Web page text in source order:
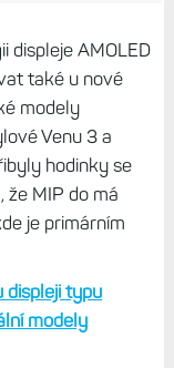
displeje AMOLED
také u nové
modely
Venu 3 a
hodinky se
MIP do má
je primárním
displeji typu
modely